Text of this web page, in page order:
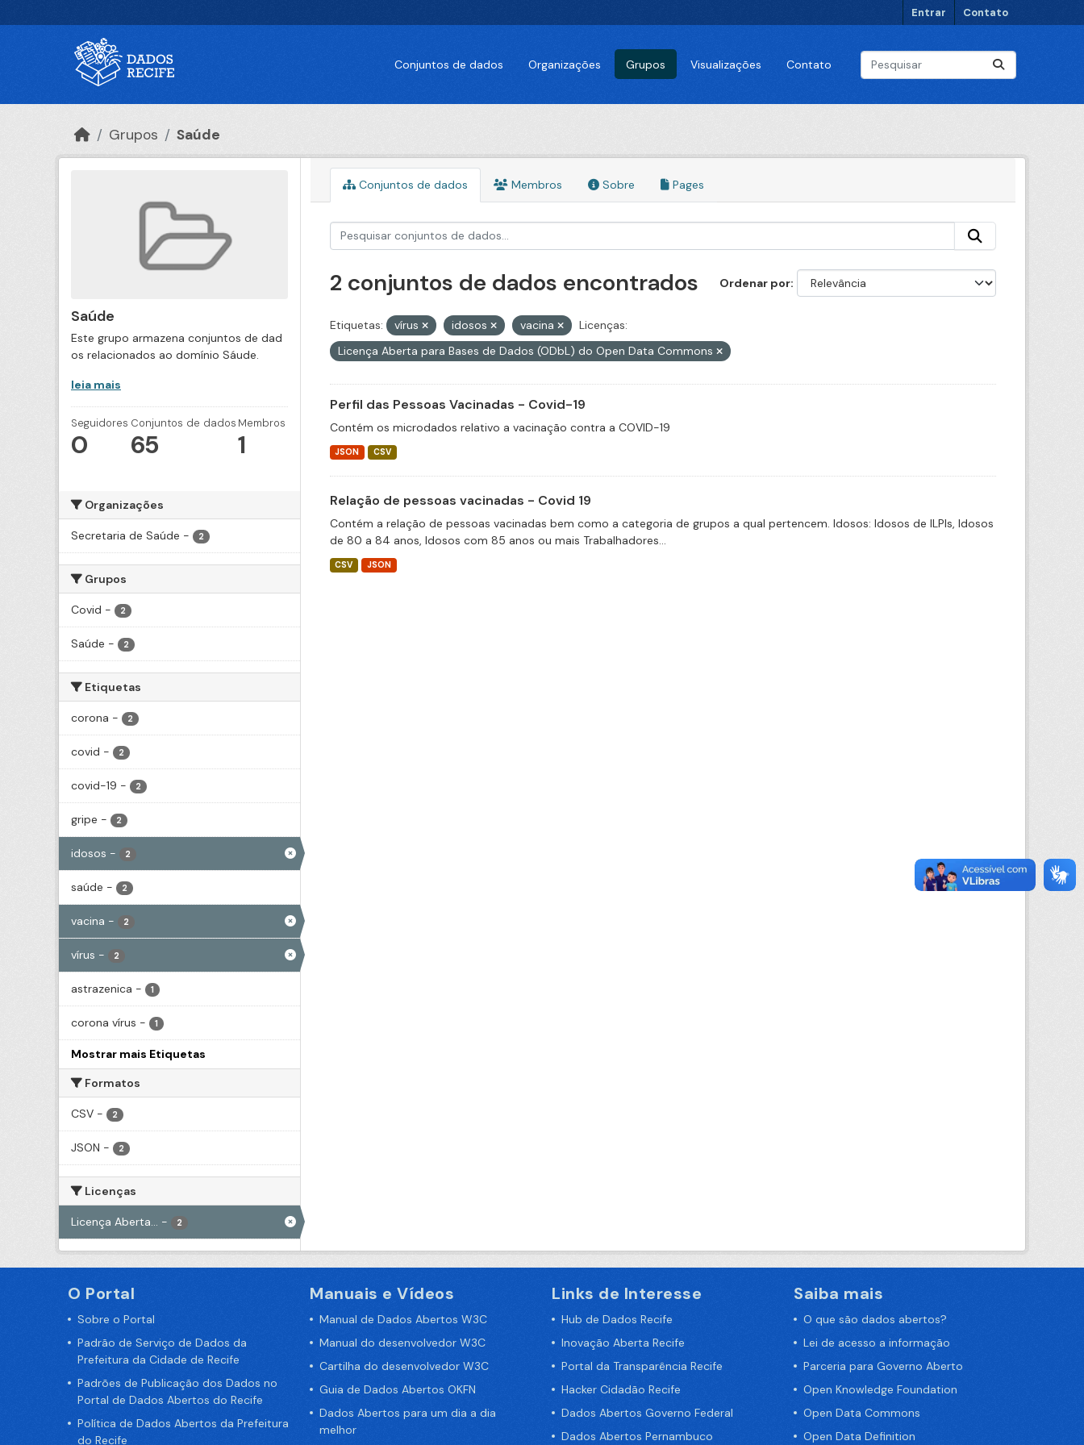
Entrar Contato
Conjuntos de dados Organizações Grupos Visualizações Contato
Grupos Saúde
Saúde
Este grupo armazena conjuntos de dad
os relacionados ao domínio Sáude.
leia mais
Seguidores
0
Conjuntos de dados
65
Membros
1
Organizações
Secretaria de Saúde - 2
Grupos
Covid - 2
Saúde - 2
Etiquetas
corona - 2
covid - 2
covid-19 - 2
gripe - 2
idosos - 2
saúde - 2
vacina - 2
vírus - 2
astrazenica - 1
corona vírus - 1
Mostrar mais Etiquetas
Formatos
CSV - 2
JSON - 2
Licenças
Licença Aberta... - 2
Conjuntos de dados Membros Sobre Pages
Ordenar por
2 conjuntos de dados encontrados
Etiquetas: vírus idosos vacina
Licenças:
Licença Aberta para Bases de Dados (ODbL) do Open Data Commons
Perfil das Pessoas Vacinadas - Covid-19
Contém os microdados relativo a vacinação contra a COVID-19
JSON CSV
Relação de pessoas vacinadas - Covid 19
Contém a relação de pessoas vacinadas bem como a categoria de grupos a qual pertencem. Idosos: Idosos de ILPIs, Idosos
de 80 a 84 anos, Idosos com 85 anos ou mais Trabalhadores...
CSV JSON
O Portal
Sobre o Portal
Padrão de Serviço de Dados da
Prefeitura da Cidade de Recife
Padrões de Publicação dos Dados no
Portal de Dados Abertos do Recife
Política de Dados Abertos da Prefeitura
do Recife
Manuais e Vídeos
Manual de Dados Abertos W3C
Manual do desenvolvedor W3C
Cartilha do desenvolvedor W3C
Guia de Dados Abertos OKFN
Dados Abertos para um dia a dia
melhor
Links de Interesse
Hub de Dados Recife
Inovação Aberta Recife
Portal da Transparência Recife
Hacker Cidadão Recife
Dados Abertos Governo Federal
Dados Abertos Pernambuco
Saiba mais
O que são dados abertos?
Lei de acesso a informação
Parceria para Governo Aberto
Open Knowledge Foundation
Open Data Commons
Open Data Definition